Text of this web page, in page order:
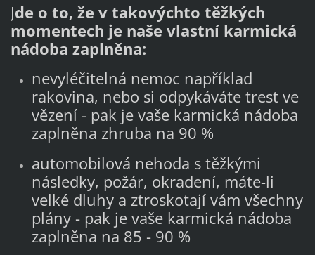
Jde o to, že v takovýchto těžkých
momentech je naše vlastní karmická
nádoba zaplněna:
nevyléčitelná nemoc například
rakovina, nebo si odpykáváte trest ve
vězení - pak je vaše karmická nádoba
zaplněna zhruba na 90 %
automobilová nehoda s těžkými
následky, požár, okradení, máte-li
velké dluhy a ztroskotají vám všechny
plány - pak je vaše karmická nádoba
zaplněna na 85 - 90 %